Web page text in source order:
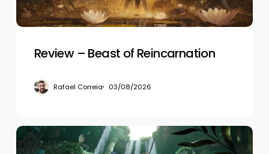
Review – Beast of Reincarnation
Rafael Correia 03/08/2026
Review
–